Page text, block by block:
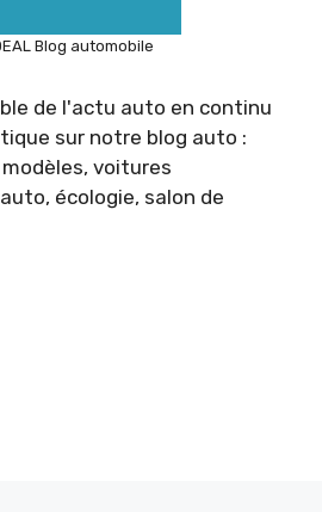
Blog automobile
de l'actu auto en continu
sur notre blog auto :
voitures
écologie, salon de